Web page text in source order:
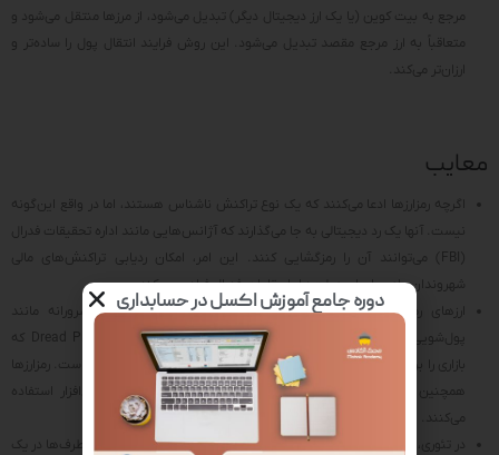
مرجع به بیت کوین (یا یک ارز دیجیتال دیگر) تبدیل می‌شود، از مرزها منتقل می‌شود و
متعاقباً به ارز مرجع مقصد تبدیل می‌شود. این روش فرایند انتقال پول را ساده‌تر و
ارزان‌تر می‌کند.
معایب
اگرچه رمزارزها ادعا می‌کنند که یک نوع تراکنش ناشناس هستند، اما در واقع این‌گونه
نیست. آنها یک رد دیجیتالی به جا می‌گذارند که آژانس‌هایی مانند اداره تحقیقات فدرال
(FBI) می‌توانند آن را رمزگشایی کنند. این امر، امکان ردیابی تراکنش‌های مالی
شهروندان عادی را برای دولت‌ها یا مقامات فدرال فراهم می‌کند.
ارزهای رمزپایه به ابزاری محبوب برای مجرمان برای فعالیت‌های شرورانه مانند
پول‌شویی و خریدهای غیرقانونی تبدیل شده‌اند. مورد Dread Pirate Roberts که
بازاری را برای فروش مواد مخدر در بازار تاریک مجازی اداره می‌کرد، معروف است. رمزارزها
همچنین موردعلاقه هکرهایی هستند که از آنها برای فعالیت‌های باج‌افزار استفاده
می‌کنند.
در تئوری، رمز ارزها قرار است غیرمتمرکز باشند و ثروت آنها بین بسیاری از طرف‌ها در یک
دوره جامع آموزش اکسل در حسابداری